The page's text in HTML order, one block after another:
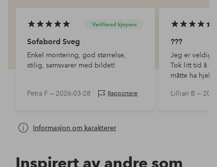
Verifierad kjøpere
Sofabord Sveg
Enkel montering, god størrelse,
stilig, samsvarer med bildet!
Petra F — 2026-03-28 Rapportere
???
Jeg er veldig
Tok litt tid å
måtte ha
Lillian B —
Informasjon om karakterer
Inspirert av andre som